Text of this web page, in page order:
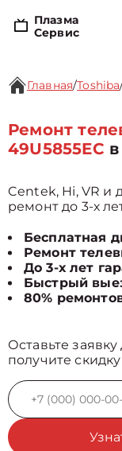
Плазма
Сервис
Главная/Toshiba
Ремонт
49U5855EC
Centek, Hi, VR и
ремонт до 3-х
Бесплатная
Ремонт
До 3-х лет
Быстрый
80%
Оставьте
получите скидку